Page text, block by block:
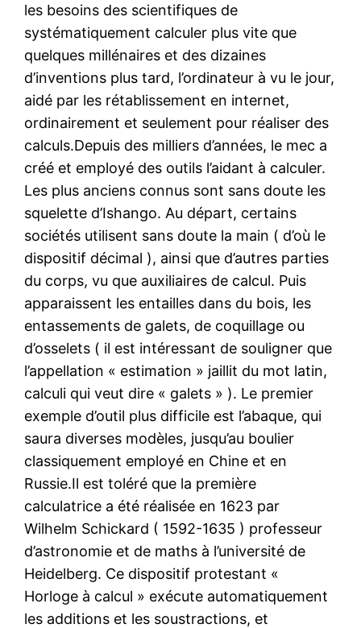
les besoins des scientifiques de
systématiquement calculer plus vite que
quelques millénaires et des dizaines
d’inventions plus tard, l’ordinateur à vu le jour,
aidé par les rétablissement en internet,
ordinairement et seulement pour réaliser des
calculs.Depuis des milliers d’années, le mec a
créé et employé des outils l’aidant à calculer.
Les plus anciens connus sont sans doute les
squelette d’Ishango. Au départ, certains
sociétés utilisent sans doute la main ( d’où le
dispositif décimal ), ainsi que d’autres parties
du corps, vu que auxiliaires de calcul. Puis
apparaissent les entailles dans du bois, les
entassements de galets, de coquillage ou
d’osselets ( il est intéressant de souligner que
l’appellation « estimation » jaillit du mot latin,
calculi qui veut dire « galets » ). Le premier
exemple d’outil plus difficile est l’abaque, qui
saura diverses modèles, jusqu’au boulier
classiquement employé en Chine et en
Russie.Il est toléré que la première
calculatrice a été réalisée en 1623 par
Wilhelm Schickard ( 1592-1635 ) professeur
d’astronomie et de maths à l’université de
Heidelberg. Ce dispositif protestant «
Horloge à calcul » exécute automatiquement
les additions et les soustractions, et